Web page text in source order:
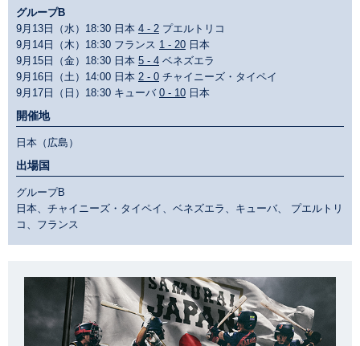
グループB
9月13日（水）18:30 日本 4 - 2 プエルトリコ
9月14日（木）18:30 フランス 1 - 20 日本
9月15日（金）18:30 日本 5 - 4 ベネズエラ
9月16日（土）14:00 日本 2 - 0 チャイニーズ・タイペイ
9月17日（日）18:30 キューバ 0 - 10 日本
開催地
日本（広島）
出場国
グループB
日本、チャイニーズ・タイペイ、ベネズエラ、キューバ、 プエルトリ
コ、フランス